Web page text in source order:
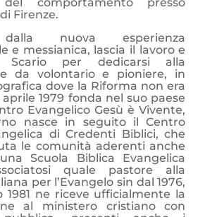
Firenze.
nuova esperienza
e messianica, lascia il lavoro e
per dedicarsi alla
da volontario e pioniere, in
dove la Riforma non era
1979 fonda nel suo paese
Evangelico Gesù è Vivente,
nasce in seguito il Centro
di Credenti Biblici, che
le comunità aderenti anche
Scuola Biblica Evangelica
quale pastore alla
per l’Evangelo sin dal 1976,
1981 ne riceve ufficialmente la
al ministero cristiano con